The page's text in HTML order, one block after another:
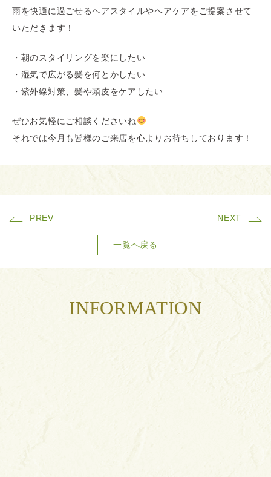
雨を快適に過ごせるヘアスタイルやヘアケアをご提案させて
いただきます！
・朝のスタイリングを楽にしたい
・湿気で広がる髪を何とかしたい
・紫外線対策、髪や頭皮をケアしたい
ぜひお気軽にご相談くださいね
それでは今月も皆様のご来店を心よりお待ちしております！
PREV NEXT
一覧へ戻る
INFORMATION